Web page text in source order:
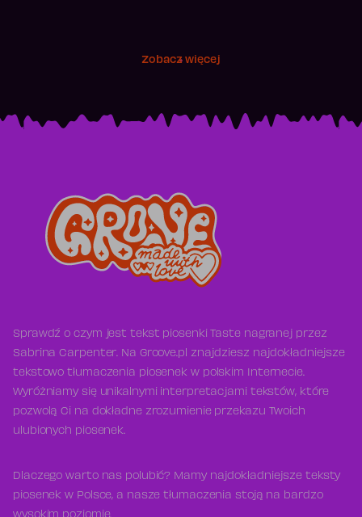
Zobacz więcej
Sprawdź o czym jest tekst piosenki Taste nagranej przez
Sabrina Carpenter. Na Groove.pl znajdziesz najdokładniejsze
tekstowo tłumaczenia piosenek w polskim Internecie.
Wyróżniamy się unikalnymi interpretacjami tekstów, które
pozwolą Ci na dokładne zrozumienie przekazu Twoich
ulubionych piosenek.
Dlaczego warto nas polubić? Mamy najdokładniejsze teksty
piosenek w Polsce, a nasze tłumaczenia stoją na bardzo